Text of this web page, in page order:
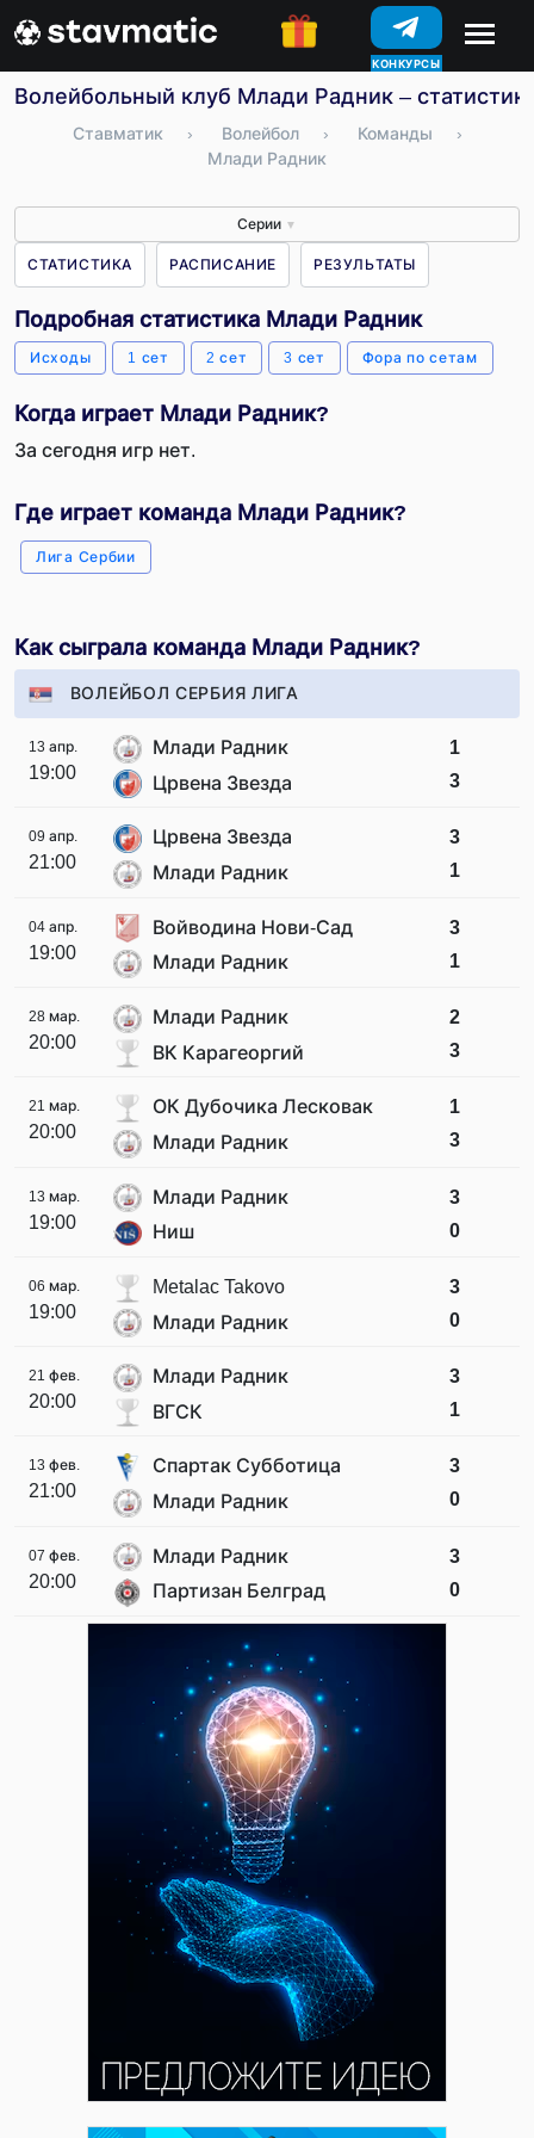
КОНКУРСЫ
Волейбольный клуб Млади Радник –
Ставматик › Волейбол › Команды
›
Млади Радник
Серии ▼
СТАТИСТИКА РАСПИСАНИЕ РЕЗУЛЬТАТЫ
Подробная статистика Млади Радник
Исходы 1 сет 2 сет 3 сет Фора по сетам
Когда играет Млади Радник?
За сегодня игр нет.
Где играет команда Млади Радник?
Лига Сербии
Как сыграла команда Млади Радник?
ВОЛЕЙБОЛ СЕРБИЯ ЛИГА
13 апр.
19:00
Млади Радник
Црвена Звезда
1
3
09 апр.
21:00
Црвена Звезда
Млади Радник
3
1
04 апр.
19:00
Войводина Нови-Сад
Млади Радник
3
1
28 мар.
20:00
Млади Радник
ВК Карагеоргий
2
3
21 мар.
20:00
ОК Дубочика Лесковак
Млади Радник
1
3
13 мар.
19:00
Млади Радник
Ниш
3
0
06 мар.
19:00
Metalac Takovo
Млади Радник
3
0
21 фев.
20:00
Млади Радник
ВГСК
3
1
13 фев.
21:00
Спартак Субботица
Млади Радник
3
0
07 фев.
20:00
Млади Радник
Партизан Белград
3
0